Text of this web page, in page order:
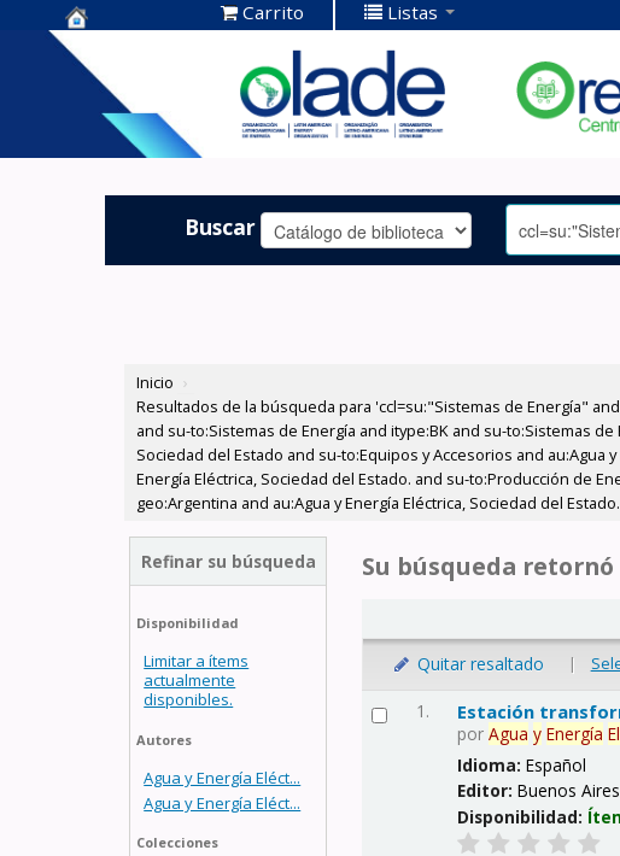
Centro de
Documentación
OLADE -
Carrito Listas
Buscar
Inicio ›
Resultados de la búsqueda para 'ccl=su:"Sistemas de Energía"
and su-to:Sistemas de Energía and itype:BK and su-to:Sistemas
Sociedad del Estado and su-to:Equipos y Accesorios and au:Agua
Energía Eléctrica, Sociedad del Estado. and su-to:Producción de
geo:Argentina and au:Agua y Energía Eléctrica, Sociedad del
Refinar su búsqueda
Disponibilidad
Limitar a ítems
actualmente
disponibles.
Autores
Agua y Energía Eléct...
Agua y Energía Eléct...
Colecciones
Su búsqueda
Quitar resaltado |
1. Estación
porAgua y Energía
Idioma:Español
Editor:Buenos
Disponibilidad: